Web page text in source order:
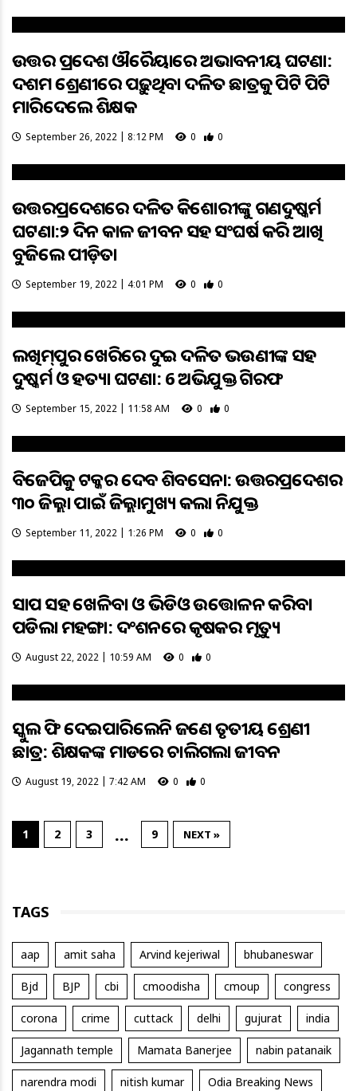
ଉତ୍ତର ପ୍ରଦେଶ ଔରୈୟାରେ ଅଭାବନୀୟ ଘଟଣା:
ଦଶମ ଶ୍ରେଣୀରେ ପଢ଼ୁଥିବା ଦଳିତ ଛାତ୍ରକୁ ପିଟି ପିଟି
ମାରିଦେଲେ ଶିକ୍ଷକ
September 26, 2022 | 8:12 PM 0 0
ଉତ୍ତରପ୍ରଦେଶରେ ଦଳିତ କିଶୋରୀଙ୍କୁ ଗଣଦୁଷ୍କର୍ମ
ଘଟଣା:୧୨ ଦିନ କାଳ ଜୀବନ ସହ ସଂଘର୍ଷ କରି ଆଖି
ବୁଜିଲେ ପୀଡ଼ିତା
September 19, 2022 | 4:01 PM 0 0
ଲଖିମ୍‌ପୁର ଖେରିରେ ଦୁଇ ଦଳିତ ଭଉଣୀଙ୍କ ସହ
ଦୁଷ୍କର୍ମ ଓ ହତ୍ୟା ଘଟଣା: 6 ଅଭିଯୁକ୍ତ ଗିରଫ
September 15, 2022 | 11:58 AM 0 0
ବିଜେପିକୁ ଟକ୍କର ଦେବ ଶିବସେନା: ଉତ୍ତରପ୍ରଦେଶର
୩୦ ଜିଲ୍ଲା ପାଇଁ ଜିଲ୍ଲାମୁଖ୍ୟ କଲା ନିଯୁକ୍ତ
September 11, 2022 | 1:26 PM 0 0
ସାପ ସହ ଖେଳିବା ଓ ଭିଡିଓ ଉତ୍ତୋଳନ କରିବା
ପଡିଲା ମହଙ୍ଗା: ଦଂଶନରେ କୃଷକର ମୃତ୍ୟୁ
August 22, 2022 | 10:59 AM 0 0
ସ୍କୁଲ ଫି ଦେଇପାରିଲେନି ଜଣେ ତୃତୀୟ ଶ୍ରେଣୀ
ଛାତ୍ର: ଶିକ୍ଷକଙ୍କ ମାଡରେ ଚାଲିଗଲା ଜୀବନ
August 19, 2022 | 7:42 AM 0 0
1 2 3 … 9 NEXT »
TAGS
aap amit saha Arvind kejeriwal bhubaneswar
Bjd BJP cbi cmoodisha cmoup congress
corona crime cuttack delhi gujurat india
Jagannath temple Mamata Banerjee nabin patanaik
narendra modi nitish kumar Odia Breaking News